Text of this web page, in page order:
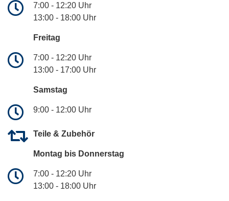
7:00 - 12:20 Uhr
13:00 - 18:00 Uhr
Freitag
7:00 - 12:20 Uhr
13:00 - 17:00 Uhr
Samstag
9:00 - 12:00 Uhr
Teile & Zubehör
Montag bis Donnerstag
7:00 - 12:20 Uhr
13:00 - 18:00 Uhr